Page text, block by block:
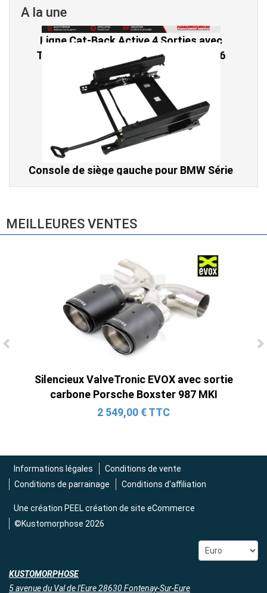
A la une
Tube en H pour Ford Mustang GT & V6
(2015-2023)
2 690,00 € TTC
Console de siège gauche pour BMW Série
3 E46 (hors Cabriolet et CSL) et BMW X3
E83 (2004-2010)
MEILLEURES VENTES
Silencieux ValveTronic EVOX avec sortie
carbone Porsche Boxster 987 MKI
2 549,00 € TTC
Informations légales
Conditions de vente
Conditions de parrainage
Conditions d'affiliation
Une création PEEL création de site eCommerce
©Kustomorphose 2026
KUSTOMORPHOSE
5 avenue du Val de l'Eure 28630 Fontenay-Sur-Eure